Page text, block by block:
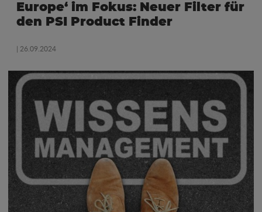
Europe‘ im Fokus: Neuer Filter für
den PSI Product Finder
| 26.09.2024